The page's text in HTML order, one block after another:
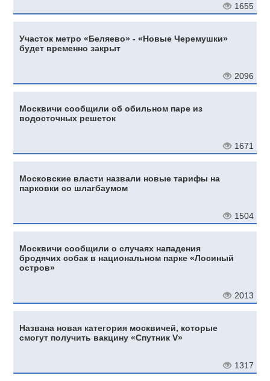
1655
Участок метро «Беляево» - «Новые Черемушки»
будет временно закрыт
2096
Москвичи сообщили об обильном паре из
водосточных решеток
1671
Московские власти назвали новые тарифы на
парковки со шлагбаумом
1504
Москвичи сообщили о случаях нападения
бродячих собак в национальном парке «Лосиный
остров»
2013
Названа новая категория москвичей, которые
смогут получить вакцину «Спутник V»
1317